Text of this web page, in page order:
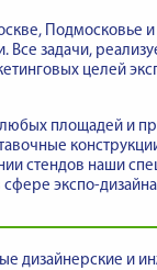
Подмосковье и
Все задачи,
целей
площадей и
стендов наши
экспо-
дизайнерские и